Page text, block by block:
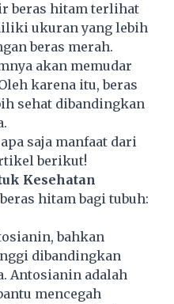
beras hitam terlihat
ukuran yang lebih
beras merah.
akan memudar
karena itu, beras
sehat dibandingkan
saja manfaat dari
berikut!
Kesehatan
hitam bagi tubuh:
bahkan
dibandingkan
Antosianin adalah
mencegah